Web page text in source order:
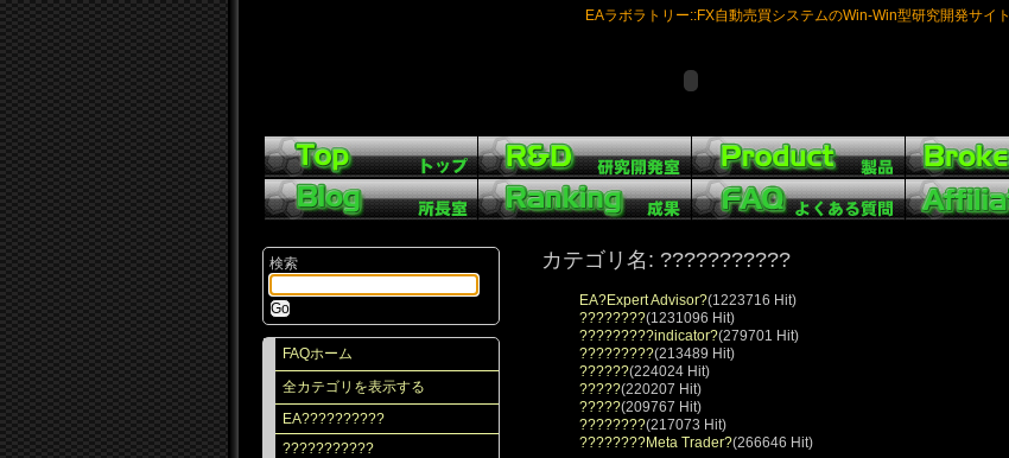
EAラボラトリー::FX自動売買システムのWin-Win型研究開発サイト
検索
FAQホーム
全カテゴリを表示する
EA??????????
???????????
カテゴリ名: ???????????
EA?Expert Advisor?(1223716 Hit)
????????(1231096 Hit)
?????????indicator?(279701 Hit)
?????????(213489 Hit)
??????(224024 Hit)
?????(220207 Hit)
?????(209767 Hit)
????????(217073 Hit)
????????Meta Trader?(266646 Hit)